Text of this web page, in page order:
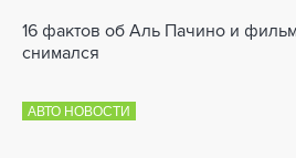
16 фактов об Аль Пачино и
снимался
АВТО НОВОСТИ